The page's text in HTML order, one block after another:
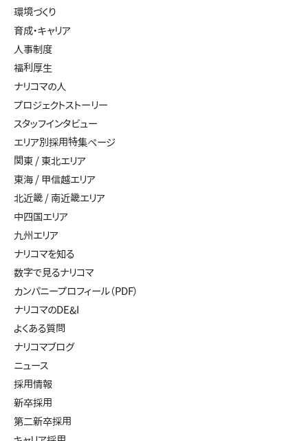
環境づくり
育成・キャリア
人事制度
福利厚生
ナリコマの人
プロジェクトストーリー
スタッフインタビュー
エリア別採用特集ページ
関東 / 東北エリア
東海 / 甲信越エリア
北近畿 / 南近畿エリア
中四国エリア
九州エリア
ナリコマを知る
数字で見るナリコマ
カンパニープロフィール（PDF）
ナリコマのDE&I
よくある質問
ナリコマブログ
ニュース
採用情報
新卒採用
第二新卒採用